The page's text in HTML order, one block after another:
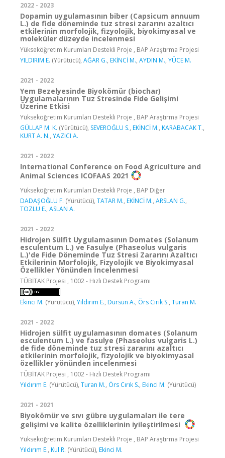
2022 - 2023
Dopamin uygulamasının biber (Capsicum annuum
L.) de fide döneminde tuz stresi zararını azaltıcı
etkilerinin morfolojik, fizyolojik, biyokimyasal ve
moleküler düzeyde incelenmesi
Yükseköğretim Kurumları Destekli Proje , BAP Araştırma Projesi
YILDIRIM E. (Yürütücü), AĞAR G., EKİNCİ M., AYDIN M., YÜCE M.
2021 - 2022
Yem Bezelyesinde Biyokömür (biochar)
Uygulamalarının Tuz Stresinde Fide Gelişimi
Üzerine Etkisi
Yükseköğretim Kurumları Destekli Proje , BAP Araştırma Projesi
GÜLLAP M. K. (Yürütücü), SEVEROĞLU S., EKİNCİ M., KARABACAK T.,
KURT A. N., YAZICI A.
2021 - 2022
International Conference on Food Agriculture and
Animal Sciences ICOFAAS 2021
Yükseköğretim Kurumları Destekli Proje , BAP Diğer
DADAŞOĞLU F. (Yürütücü), TATAR M., EKİNCİ M., ARSLAN G.,
TOZLU E., ASLAN A.
2021 - 2022
Hidrojen Sülfit Uygulamasının Domates (Solanum
esculentum L.) ve Fasulye (Phaseolus vulgaris
L.)'de Fide Döneminde Tuz Stresi Zararını Azaltıcı
Etkilerinin Morfolojik, Fizyolojik ve Biyokimyasal
Özellikler Yönünden İncelenmesi
TÜBİTAK Projesi , 1002 - Hızlı Destek Programı
Ekinci M. (Yürütücü), Yıldırım E., Dursun A., Örs Cırık S., Turan M.
2021 - 2022
Hidrojen sülfit uygulamasının domates (Solanum
esculentum L.) ve fasulye (Phaseolus vulgaris L.)
de fide döneminde tuz stresi zararını azaltıcı
etkilerinin morfolojik, fizyolojik ve biyokimyasal
özellikler yönünden incelenmesi
TÜBİTAK Projesi , 1002 - Hızlı Destek Programı
Yıldırım E. (Yürütücü), Turan M., Örs Cırık S., Ekinci M. (Yürütücü)
2021 - 2021
Biyokömür ve sıvı gübre uygulamaları ile tere
gelişimi ve kalite özelliklerinin iyileştirilmesi
Yükseköğretim Kurumları Destekli Proje , BAP Araştırma Projesi
Yıldırım E., Kul R. (Yürütücü), Ekinci M.